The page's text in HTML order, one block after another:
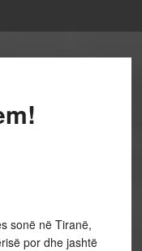
sonë në Tiranë,
por dhe jashtë